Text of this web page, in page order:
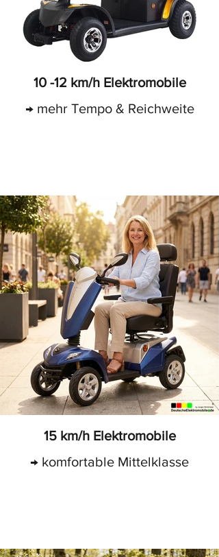
10 -12 km/h Elektromobile
→ mehr Tempo & Reichweite
15 km/h Elektromobile
→ komfortable Mittelklasse